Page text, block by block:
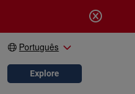
Português
Close search
Explore